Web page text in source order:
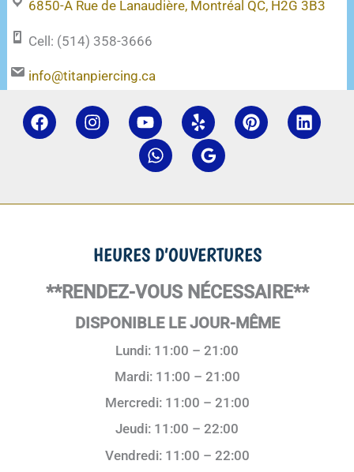
6850-A Rue de Lanaudière, Montréal QC, H2G 3B3
Cell: (514) 358-3666
info@titanpiercing.ca
HEURES D’OUVERTURES
**RENDEZ-VOUS NÉCESSAIRE**
DISPONIBLE LE JOUR-MÊME
Lundi: 11:00 – 21:00
Mardi: 11:00 – 21:00
Mercredi: 11:00 – 21:00
Jeudi: 11:00 – 22:00
Vendredi: 11:00 – 22:00